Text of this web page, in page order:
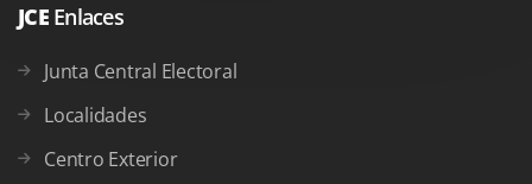
JCE Enlaces
Junta Central Electoral
Localidades
Centro Exterior